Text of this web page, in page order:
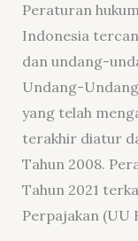
Peraturan
Indonesia
dan undang-
Undang-
yang telah
terakhir diatur
Tahun 2008.
Tahun 2021
Perpajakan (UU